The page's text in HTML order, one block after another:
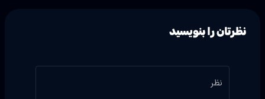
نظرتان را بنویسید
نظر